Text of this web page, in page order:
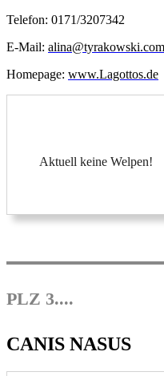
Telefon: 0171/3207342
E-Mail: alina@tyrakowski.com
Homepage: www.Lagottos.de
Aktuell keine Welpen!
PLZ 3....
CANIS NASUS